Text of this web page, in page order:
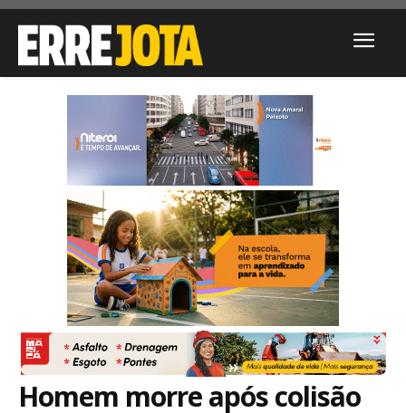
Homem morre após colisão